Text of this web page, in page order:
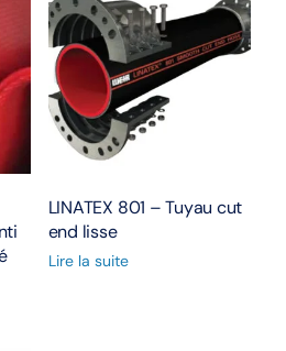
LINATEX 801 – Tuyau cut
end lisse
Lire la suite